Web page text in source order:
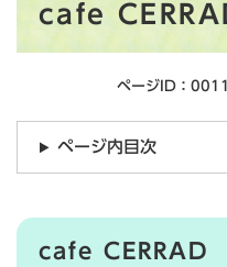
cafe
ページID：
ページ内目次
cafe CERRAD